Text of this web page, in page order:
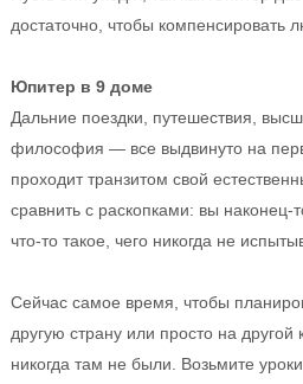
достаточно, чтобы компенсировать
Юпитер в 9 доме
Дальние поездки, путешествия,
философия — все выдвинуто на
проходит транзитом свой
сравнить с раскопками: вы наконец-
что-то такое, чего никогда не
Сейчас самое время, чтобы
другую страну или просто на другой
никогда там не были. Возьмите